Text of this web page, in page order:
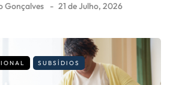
Gonçalves 21 de Julho, 2026
SUBSÍDIOS